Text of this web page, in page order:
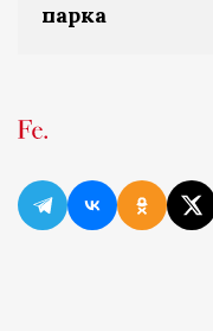
парка